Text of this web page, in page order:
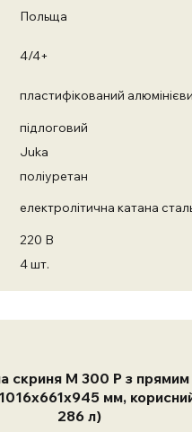
Польща
4/4+
пластифікований
підлоговий
Juka
поліуретан
електролітична катана
220 В
4 шт.
скриня M 300 P з
мм,
286 л)